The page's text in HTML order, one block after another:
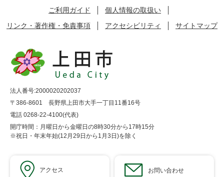
ご利用ガイド
個人情報の取扱い
リンク・著作権・免責事項
アクセシビリティ サイトマップ
法人番号:2000020202037
〒386-8601 長野県上田市大手一丁目11番16号
電話 0268-22-4100(代表)
開庁時間：月曜日から金曜日の8時30分から17時15分
※祝日・年末年始(12月29日から1月3日)を除く
アクセス お問い合わせ